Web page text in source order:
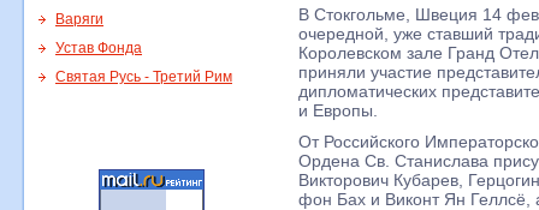
Варяги
Устав Фонда
Святая Русь - Третий Рим
В Стокгольме, Швеция 14
очередной, уже ставший
Королевском зале Гранд
приняли участие
дипломатических
и Европы.
От Российского
Ордена Св. Станислава
Викторович Кубарев,
фон Бах и Виконт Ян Геллсё,